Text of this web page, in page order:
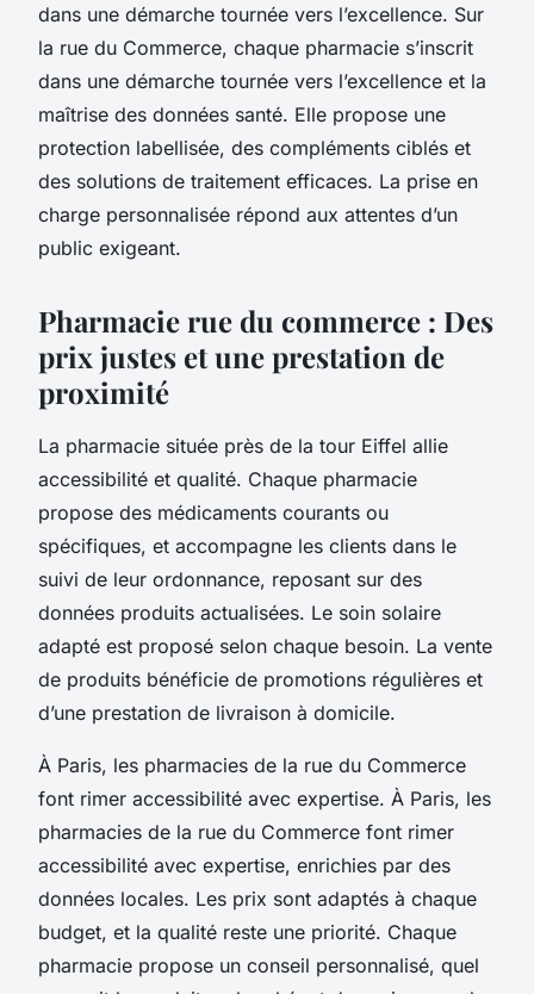
dans une démarche tournée vers l’excellence. Sur
la rue du Commerce, chaque pharmacie s’inscrit
dans une démarche tournée vers l’excellence et la
maîtrise des données santé. Elle propose une
protection labellisée, des compléments ciblés et
des solutions de traitement efficaces. La prise en
charge personnalisée répond aux attentes d’un
public exigeant.
Pharmacie rue du commerce : Des
prix justes et une prestation de
proximité
La pharmacie située près de la tour Eiffel allie
accessibilité et qualité. Chaque pharmacie
propose des médicaments courants ou
spécifiques, et accompagne les clients dans le
suivi de leur ordonnance, reposant sur des
données produits actualisées. Le soin solaire
adapté est proposé selon chaque besoin. La vente
de produits bénéficie de promotions régulières et
d’une prestation de livraison à domicile.
À Paris, les pharmacies de la rue du Commerce
font rimer accessibilité avec expertise. À Paris, les
pharmacies de la rue du Commerce font rimer
accessibilité avec expertise, enrichies par des
données locales. Les prix sont adaptés à chaque
budget, et la qualité reste une priorité. Chaque
pharmacie propose un conseil personnalisé, quel